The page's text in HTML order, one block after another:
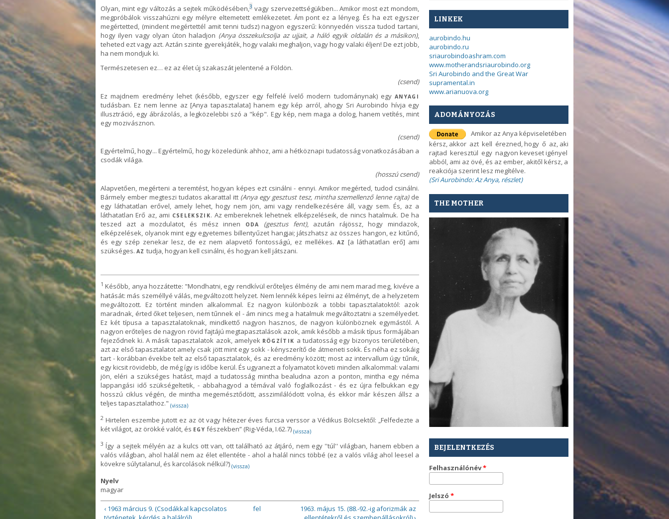
Olyan, mint egy változás a sejtek működésében,3 vagy szervezettségükben... Amikor most ezt mondom,
megpróbálok visszahúzni egy mélyre eltemetett emlékezetet. Ám pont ez a lényeg. És ha ezt egyszer
megértetted, (mindent megértettél amit tenni tudsz) nagyon egyszerű: könnyedén vissza tudod tartani,
hogy ilyen vagy olyan úton haladjon (Anya összekulcsolja az ujjait, a háló egyik oldalán és a másikon),
teheted ezt vagy azt. Aztán szinte gyerekjáték, hogy valaki meghaljon, vagy hogy valaki éljen! De ezt jobb,
ha nem mondjuk ki.
Természetesen ez… ez az élet új szakaszát jelentené a Földön.
(csend)
Ez majdnem eredmény lehet (később, egyszer egy felfelé ívelő modern tudománynak) egy ANYAGI
tudásban. Ez nem lenne az [Anya tapasztalata] hanem egy kép arról, ahogy Sri Aurobindo hívja egy
illusztráció, egy ábrázolás, a legközelebbi szó a "kép". Egy kép, nem maga a dolog, hanem vetítés, mint
egy mozivásznon.
(csend)
Egyértelmű, hogy... Egyértelmű, hogy közeledünk ahhoz, ami a hétköznapi tudatosság vonatkozásában a
csodák világa.
(hosszú csend)
Alapvetően, megérteni a teremtést, hogyan képes ezt csinálni - ennyi. Amikor megérted, tudod csinálni.
Bármely ember megteszi tudatos akarattal itt (Anya egy gesztust tesz, mintha szemellenző lenne rajta)de
egy láthatatlan erővel, amely lehet, hogy nem jön, ami vagy rendelkezésére áll, vagy sem. És, az a
láthatatlan Erő az, ami CSELEKSZIK. Az embereknek lehetnek elképzeléseik, de nincs hatalmuk. De ha
teszed azt a mozdulatot, és mész innen
ODA (gesztus fent), azután rájössz, hogy mindazok,
elképzelések, olyanok mint egy egyetemes billentyűzet hangjai; játszhatsz az összes hangon, ez kitűnő,
és egy szép zenekar lesz, de ez nem alapvető fontosságú, ez mellékes. AZ [a láthatatlan erő] ami
szükséges. AZ tudja, hogyan kell csinálni, és hogyan kell játszani.
1Később, anya hozzátette: "Mondhatni, egy rendkívül erőteljes élmény de ami nem marad meg, kivéve a
hatását: más személlyé válás, megváltozott helyzet. Nem lennék képes leírni az élményt, de a helyzetem
megváltozott. Ez történt minden alkalommal. Ez nagyon különbözik a többi tapasztalatoktól: azok
maradnak, érted őket teljesen, nem tűnnek el - ám nincs meg a hatalmuk megváltoztatni a személyedet.
Ez két típusa a tapasztalatoknak, mindkettő nagyon hasznos, de nagyon különböznek egymástól. A
nagyon erőteljes de nagyon rövid fajtájú megtapasztalások azok, amik később a másik típus formájában
fejeződnek ki. A másik tapasztalatok azok, amelyek RÖGZÍTIK a tudatosság egy bizonyos területében,
azt az első tapasztalatot amely csak jött mint egy sokk - kényszerítő de átmeneti sokk. És néha ez sokáig
tart - korábban évekbe telt az első tapasztalatok, és az eredmény között; most az intervallum úgy tűnik,
egy kicsit rövidebb, de még így is időbe kerül. És ugyanezt a folyamatot követi minden alkalommal: valami
jön, eléri a szükséges hatást, majd a tudatosság mintha bealudna azon a ponton, mintha egy néma
lappangási idő szükségeltetik, - abbahagyod a témával való foglalkozást - és ez újra felbukkan egy
hosszú ciklus végén, de mintha megemésztődött, asszimilálódott volna, és ekkor már készen állsz a
teljes tapasztalathoz." (vissza)
2 Hirtelen eszembe jutott ez az öt vagy hétezer éves furcsa verssor a Védikus Bölcsektől: „Felfedezte a
két világot, az örökké valót, és EGY fészekben” (Rig-Véda, I.62.7) (vissza)
3Így a sejtek mélyén az a kulcs ott van, ott található az átjáró, nem egy ''túl'' világban, hanem ebben a
valós világban, ahol halál nem az élet ellentéte - ahol a halál nincs többé (ez a valós világ ahol leesel a
kövekre súlytalanul, és karcolások nélkül?) (vissza)
Nyelv
magyar
‹ 1963 március 9. (Csodákkal kapcsolatos
fel
1963. május 15. (88.-92.-ig aforizmák az
LINKEK
aurobindo.hu
aurobindo.ru
sriaurobindoashram.com
www.motherandsriaurobindo.org
Sri Aurobindo and the Great War
supramental.in
www.arianuova.org
ADOMÁNYOZÁS
Amikor az Anya képviseletében
kérsz, akkor azt kell érezned, hogy ő az, aki
rajtad keresztül egy nagyon keveset igényel
abból, ami az övé, és az ember, akitől kérsz, a
reakciója szerint lesz megítélve.
(Sri Aurobindo: Az Anya, részlet)
THE MOTHER
BEJELENTKEZÉS
Felhasználónév*
Jelszó *